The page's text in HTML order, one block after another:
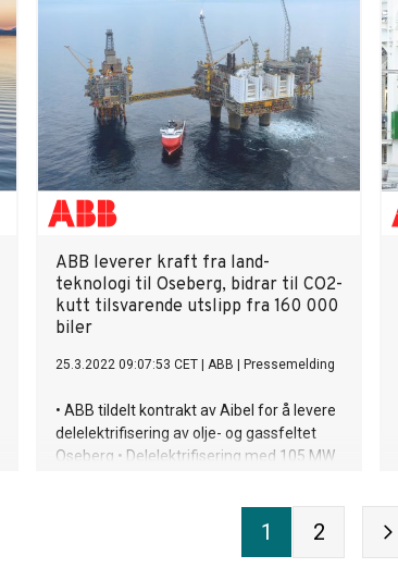
ABB leverer kraft fra land-
teknologi til Oseberg, bidrar til CO2-
kutt tilsvarende utslipp fra 160 000
biler
25.3.2022 09:07:53 CET ABB Pressemelding
• ABB tildelt kontrakt av Aibel for å levere
delelektrifisering av olje- og gassfeltet
Oseberg • Delelektrifisering med 105 MW
1 2